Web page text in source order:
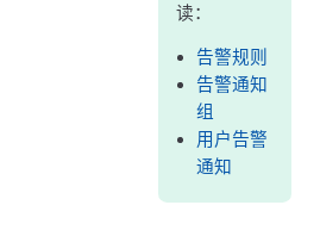
读：
告警规则
告警通知
组
用户告警
通知